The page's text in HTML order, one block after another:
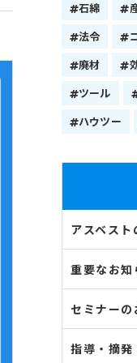
石綿
法令
廃材
ツール
ハウツー
アスベス
重要なお
セミナー
指導・摘